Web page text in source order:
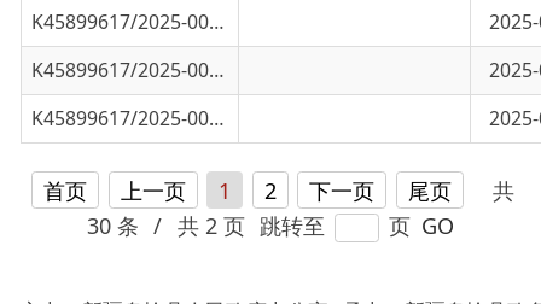
首页 上一页 1
30 条 / 共 2 页
主办：新疆乌恰县人民政府办公室承办：新疆乌恰县政务服务
地 址：新疆克州乌恰县光明路1号 联系电话：0908-4621030